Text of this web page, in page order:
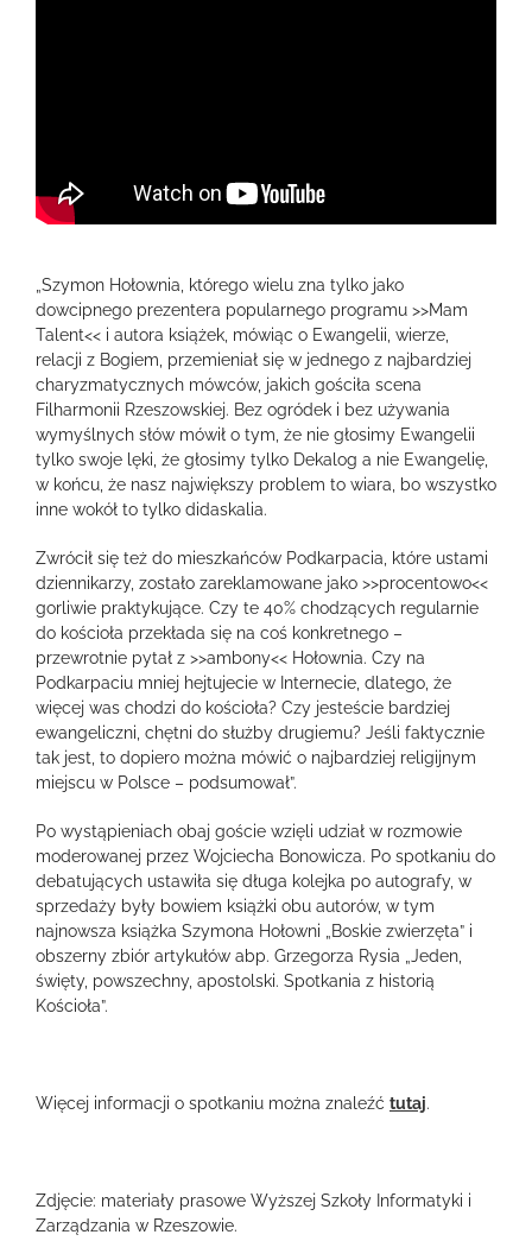
„Szymon Hołownia, którego wielu zna tylko jako
dowcipnego prezentera popularnego programu >>Mam
Talent<< i autora książek, mówiąc o Ewangelii, wierze,
relacji z Bogiem, przemieniał się w jednego z najbardziej
charyzmatycznych mówców, jakich gościła scena
Filharmonii Rzeszowskiej. Bez ogródek i bez używania
wymyślnych słów mówił o tym, że nie głosimy Ewangelii
tylko swoje lęki, że głosimy tylko Dekalog a nie Ewangelię,
w końcu, że nasz największy problem to wiara, bo wszystko
inne wokół to tylko didaskalia.
Zwrócił się też do mieszkańców Podkarpacia, które ustami
dziennikarzy, zostało zareklamowane jako >>procentowo<<
gorliwie praktykujące. Czy te 40% chodzących regularnie
do kościoła przekłada się na coś konkretnego –
przewrotnie pytał z >>ambony<< Hołownia. Czy na
Podkarpaciu mniej hejtujecie w Internecie, dlatego, że
więcej was chodzi do kościoła? Czy jesteście bardziej
ewangeliczni, chętni do służby drugiemu? Jeśli faktycznie
tak jest, to dopiero można mówić o najbardziej religijnym
miejscu w Polsce – podsumował”.
Po wystąpieniach obaj goście wzięli udział w rozmowie
moderowanej przez Wojciecha Bonowicza. Po spotkaniu do
debatujących ustawiła się długa kolejka po autografy, w
sprzedaży były bowiem książki obu autorów, w tym
najnowsza książka Szymona Hołowni „Boskie zwierzęta” i
obszerny zbiór artykułów abp. Grzegorza Rysia „Jeden,
święty, powszechny, apostolski. Spotkania z historią
Kościoła”.
Więcej informacji o spotkaniu można znaleźć tutaj.
Zdjęcie: materiały prasowe Wyższej Szkoły Informatyki i
Zarządzania w Rzeszowie.